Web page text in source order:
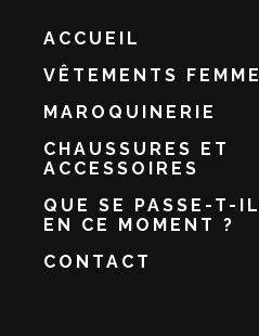
ACCUEIL
VÊTEMENTS FEMME
MAROQUINERIE
CHAUSSURES ET
ACCESSOIRES
QUE SE PASSE-T-IL
EN CE MOMENT ?
CONTACT